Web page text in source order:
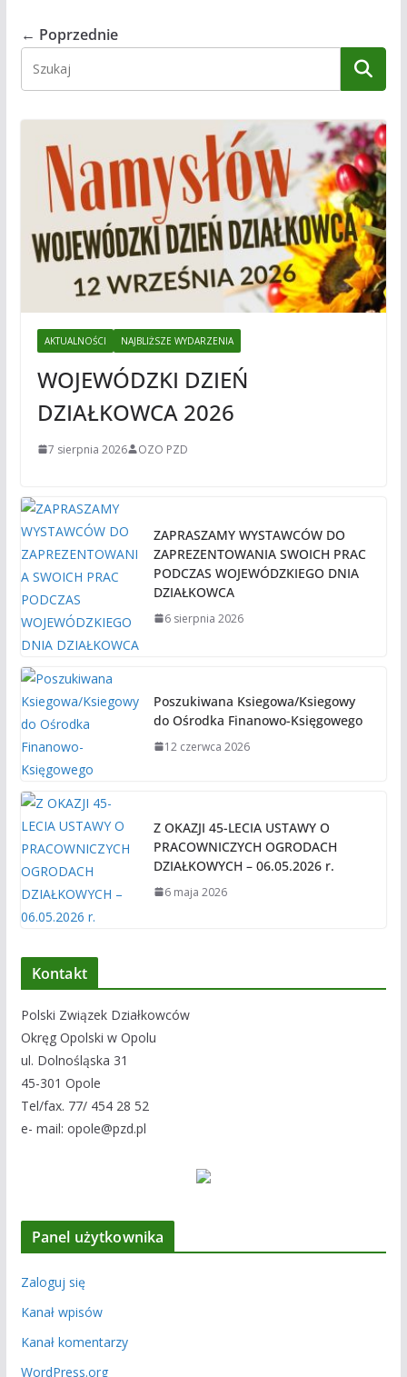
← Poprzednie
AKTUALNOŚCI NAJBLIŻSZE WYDARZENIA
WOJEWÓDZKI DZIEŃ
DZIAŁKOWCA 2026
7 sierpnia 2026 OZO PZD
ZAPRASZAMY WYSTAWCÓW DO
ZAPREZENTOWANIA SWOICH PRAC
PODCZAS WOJEWÓDZKIEGO DNIA
DZIAŁKOWCA
6 sierpnia 2026
Poszukiwana Ksiegowa/Ksiegowy
do Ośrodka Finanowo-Księgowego
12 czerwca 2026
Z OKAZJI 45-LECIA USTAWY O
PRACOWNICZYCH OGRODACH
DZIAŁKOWYCH – 06.05.2026 r.
6 maja 2026
Kontakt
Polski Związek Działkowców
Okręg Opolski w Opolu
ul. Dolnośląska 31
45-301 Opole
Tel/fax. 77/ 454 28 52
e- mail: opole@pzd.pl
Panel użytkownika
Zaloguj się
Kanał wpisów
Kanał komentarzy
WordPress.org